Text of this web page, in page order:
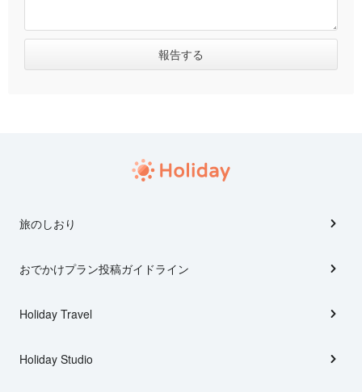
旅のしおり
おでかけプラン投稿ガイドライン
Holiday Travel
Holiday Studio